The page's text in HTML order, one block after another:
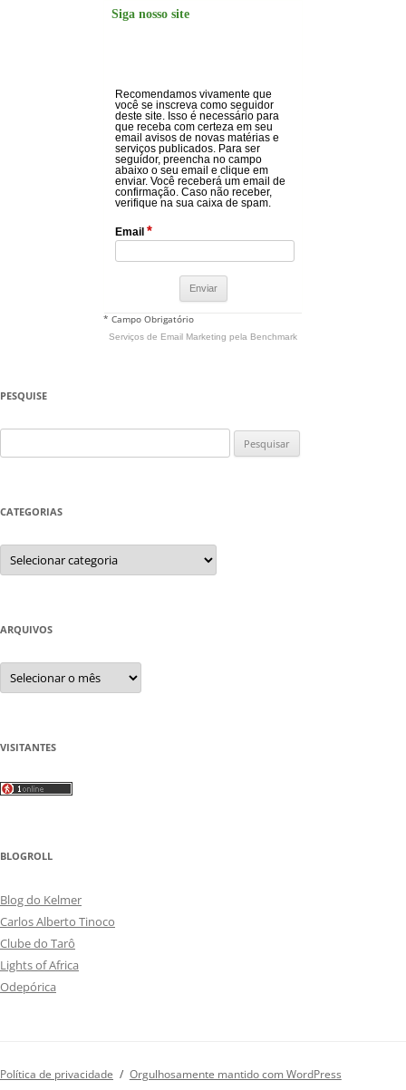
Siga nosso site
Recomendamos vivamente que
você se inscreva como seguidor
deste site. Isso é necessário para
que receba com certeza em seu
email avisos de novas matérias e
serviços publicados. Para ser
seguidor, preencha no campo
abaixo o seu email e clique em
enviar. Você receberá um email de
confirmação. Caso não receber,
verifique na sua caixa de spam.
Email *
* Campo Obrigatório
Serviços de Email Marketing pela Benchmark
PESQUISE
por:
CATEGORIAS
Categorias
ARQUIVOS
Arquivos
VISITANTES
BLOGROLL
Blog do Kelmer
Carlos Alberto Tinoco
Clube do Tarô
Lights of Africa
Odepórica
Política de privacidade Orgulhosamente mantido com WordPress